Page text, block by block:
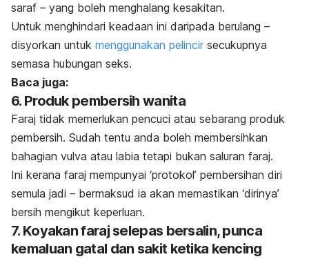
saraf – yang boleh menghalang kesakitan.
Untuk menghindari keadaan ini daripada berulang –
disyorkan untuk menggunakan pelincir secukupnya
semasa hubungan seks.
Baca juga:
6. Produk pembersih wanita
Faraj tidak memerlukan pencuci atau sebarang produk
pembersih. Sudah tentu anda boleh membersihkan
bahagian vulva atau labia tetapi bukan saluran faraj.
Ini kerana faraj mempunyai ‘protokol’ pembersihan diri
semula jadi – bermaksud ia akan memastikan ‘dirinya’
bersih mengikut keperluan.
7. Koyakan faraj selepas bersalin, punca
kemaluan gatal dan sakit ketika kencing